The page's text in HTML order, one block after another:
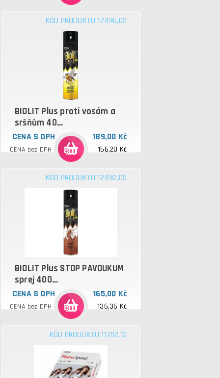
KÓD PRODUKTU 12496,02
BIOLIT Plus proti vosám a
sršňům 40...
CENA S DPH 189,00 Kč
CENA bez DPH 156,20 Kč
KÓD PRODUKTU 12492,05
BIOLIT Plus STOP PAVOUKUM
sprej 400...
CENA S DPH 165,00 Kč
CENA bez DPH 136,36 Kč
KÓD PRODUKTU 11702,12